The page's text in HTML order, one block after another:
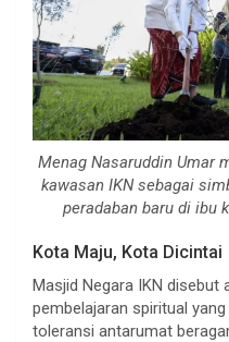
Menag Nasaruddin Umar
kawasan IKN sebagai
peradaban baru di ibu
Kota Maju, Kota Dicintai
Masjid Negara IKN disebut
pembelajaran spiritual
toleransi antarumat